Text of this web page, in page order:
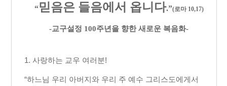
“믿음은 들음에서 옵니다.”(로마 10,17)
-교구설정 100주년을 향한 새로운 복음화-
1. 사랑하는 교우 여러분!
“하느님 우리 아버지와 우리 주 예수 그리스도에게서